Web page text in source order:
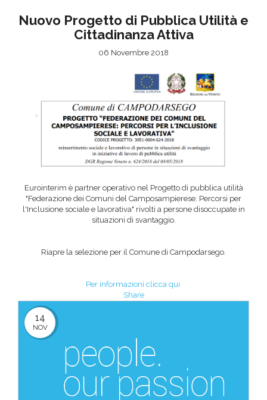
INVIA CV
Nuovo Progetto di Pubblica Utilità e
Cittadinanza Attiva
06 Novembre 2018
Eurointerim è partner operativo nel Progetto di pubblica utilità
"Federazione dei Comuni del Camposampierese: Percorsi per
l'Inclusione sociale e lavorativa" rivolti a persone disoccupate in
situazioni di svantaggio.
Riapre la selezione per il Comune di Campodarsego.
Per informazioni clicca qui
Share
14
NOV